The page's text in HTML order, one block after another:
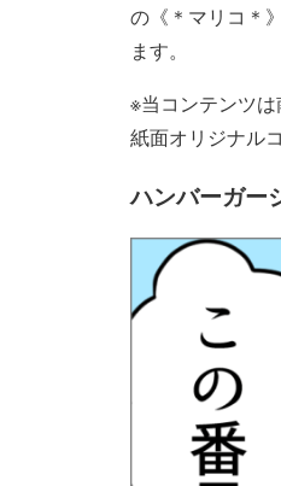
の《＊マリコ＊
ます。
※当コンテンツは
紙面オリジナル
ハンバーガー